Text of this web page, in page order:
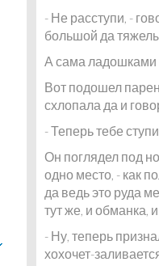
- Не расступи, -
большой да
А сама ладошками
Вот подошел
схлопала да и
- Теперь тебе
Он поглядел под
одно место, - как
да ведь это руда
тут же, и обманка,
- Ну, теперь
хохочет-